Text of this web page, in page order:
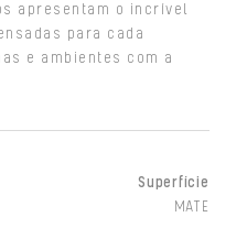
apresentam o incrível
para cada
e ambientes com a
Superfície
MATE